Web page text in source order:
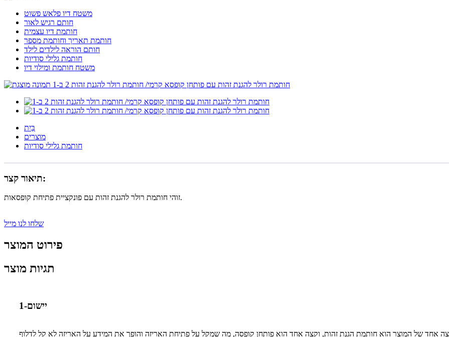
משטח דיו פלאש פשוט
חותם רגיש לאור
חותמת דיו עצמית
חותמת תאריך וחותמת מספר
חותם הוראה לילדים לילד
חותמת גלילי סודיות
משטח חותמת ומילוי דיו
בַּיִת
מוצרים
חותמת גלילי סודיות
תיאור קצר:
זוהי חותמת רולר להגנת זהות עם פונקציית פתיחת קופסאות.
שלחו לנו מייל
פירוט המוצר
תגיות מוצר
יישום-1